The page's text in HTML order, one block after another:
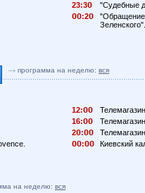
23:3
"Судебные
:2
"Обращение
Зеленского".
программа на неделю: вся
12:
16:
2
:
:
Киевский
на неделю: вся